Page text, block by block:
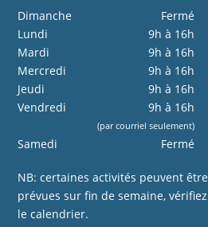
Dimanche
Fermé
Lundi
9h à 16h
Mardi
9h à 16h
Mercredi
9h à 16h
Jeudi
9h à 16h
Vendredi
9h à 16h
(par courriel seulement)
Samedi Fermé
NB: certaines activités peuvent être
prévues sur fin de semaine, vérifiez
le calendrier.